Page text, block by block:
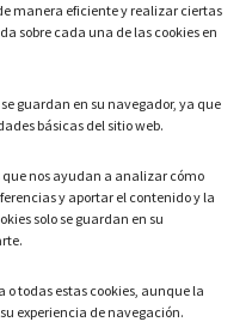
manera eficiente y realizar ciertas
sobre cada una de las cookies en
se guardan en su navegador, ya que
básicas del sitio web.
que nos ayudan a analizar cómo
y aportar el contenido y la
solo se guardan en su
todas estas cookies, aunque la
experiencia de navegación.